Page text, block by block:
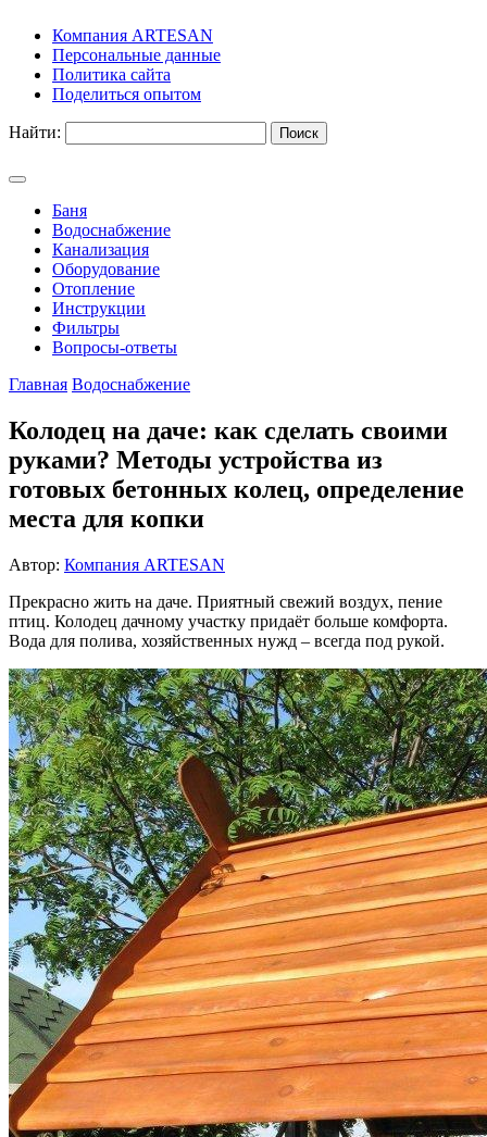
Компания ARTESAN
Персональные данные
Политика сайта
Поделиться опытом
Найти:
Баня
Водоснабжение
Канализация
Оборудование
Отопление
Инструкции
Фильтры
Вопросы-ответы
Главная Водоснабжение
Колодец на даче: как сделать своими
руками? Методы устройства из
готовых бетонных колец, определение
места для копки
Автор: Компания ARTESAN
Прекрасно жить на даче. Приятный свежий воздух, пение
птиц. Колодец дачному участку придаёт больше комфорта.
Вода для полива, хозяйственных нужд – всегда под рукой.